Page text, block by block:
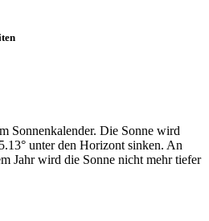
Sonnenkalender. Die Sonne wird
unter den Horizont sinken. An
Jahr wird die Sonne nicht mehr tiefer